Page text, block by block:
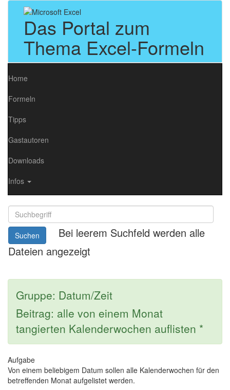
Das Portal zum
Thema Excel-Formeln
Home
Formeln
Tipps
Gastautoren
Downloads
Infos
Suchen
Bei leerem Suchfeld werden alle
Dateien angezeigt
Gruppe: Datum/Zeit
Beitrag: alle von einem Monat
tangierten Kalenderwochen auflisten *
Aufgabe
Von einem beliebigem Datum sollen alle Kalenderwochen für den
betreffenden Monat aufgelistet werden.